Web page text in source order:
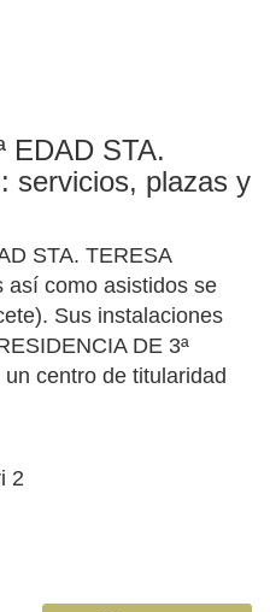
EDAD STA.
servicios, plazas y
STA. TERESA
así como asistidos se
Sus instalaciones
DE 3ª
centro de titularidad
2